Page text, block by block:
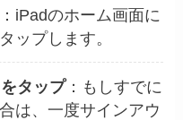
：iPadのホーム画面に
ップします。
タップ：もしすでに
は、一度サインアウ